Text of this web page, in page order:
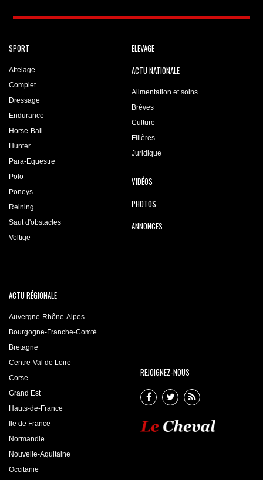
SPORT
Attelage
Complet
Dressage
Endurance
Horse-Ball
Hunter
Para-Equestre
Polo
Poneys
Reining
Saut d'obstacles
Voltige
ELEVAGE
ACTU NATIONALE
Alimentation et soins
Brèves
Culture
Filières
Juridique
VIDÉOS
PHOTOS
ANNONCES
ACTU RÉGIONALE
Auvergne-Rhône-Alpes
Bourgogne-Franche-Comté
Bretagne
Centre-Val de Loire
Corse
Grand Est
Hauts-de-France
Ile de France
Normandie
Nouvelle-Aquitaine
Occitanie
REJOIGNEZ-NOUS